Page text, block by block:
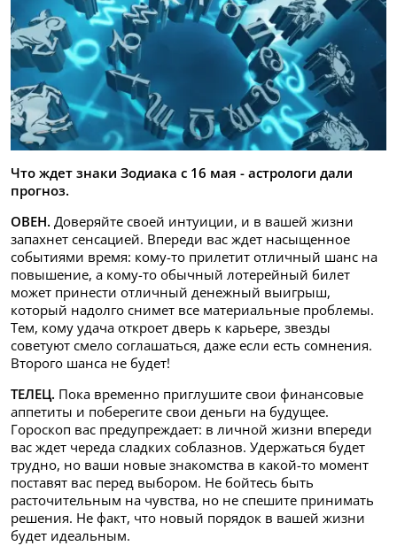
Что ждет знаки Зодиака с 16 мая - астрологи дали
прогноз.
ОВЕН. Доверяйте своей интуиции, и в вашей жизни
запахнет сенсацией. Впереди вас ждет насыщенное
событиями время: кому-то прилетит отличный шанс на
повышение, а кому-то обычный лотерейный билет
может принести отличный денежный выигрыш,
который надолго снимет все материальные проблемы.
Тем, кому удача откроет дверь к карьере, звезды
советуют смело соглашаться, даже если есть сомнения.
Второго шанса не будет!
ТЕЛЕЦ. Пока временно приглушите свои финансовые
аппетиты и поберегите свои деньги на будущее.
Гороскоп вас предупреждает: в личной жизни впереди
вас ждет череда сладких соблазнов. Удержаться будет
трудно, но ваши новые знакомства в какой-то момент
поставят вас перед выбором. Не бойтесь быть
расточительным на чувства, но не спешите принимать
решения. Не факт, что новый порядок в вашей жизни
будет идеальным.